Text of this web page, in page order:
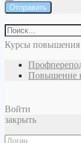
Отправить
Курсы повышения
Повышение
Войти
закрыть